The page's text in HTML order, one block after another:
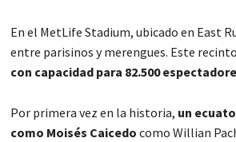
En el MetLife Stadium, ubicado en East
entre parisinos y merengues. Este
con capacidad para 82.500
Por primera vez en la historia, un
como Moisés Caicedo como Willian